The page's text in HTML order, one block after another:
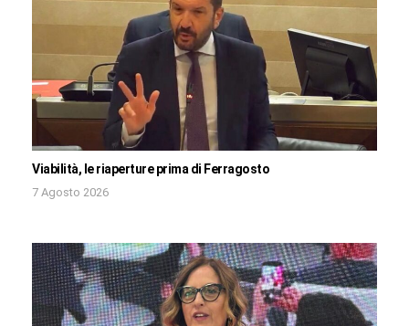
Viabilità, le riaperture prima di Ferragosto
7 Agosto 2026